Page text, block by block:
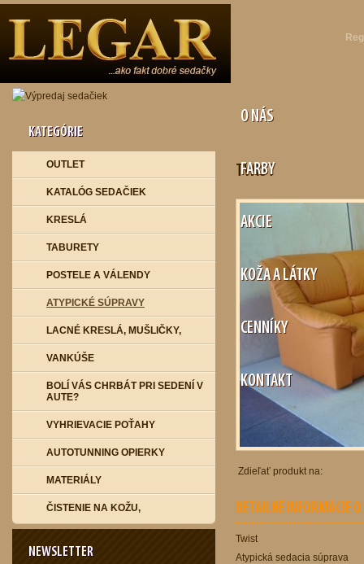
O NÁS
FARBY
AKCIE
KOŽA A LÁTKY
CENNÍKY
KONTAKT
KATEGÓRIE
OUTLET
KATALÓG SEDAČIEK
KRESLÁ
TABURETY
POSTELE A VÁLENDY
ATYPICKÉ SÚPRAVY
LACNÉ KRESLÁ, MUŠLIČKY,
VANKÚŠE
BOLÍ VÁS CHRBÁT PRI SEDENÍ V
AUTE?
VYHRIEVACIE POŤAHY
AUTOTUNNING OPIERKY
MATERIÁLY
ČISTENIE NA KOŽU,
NEWSLETTER
TWIST
Zdieľať produkt na:
DETAILNÉ INFORMÁCIE
Twist
Atypická sedacia súprava